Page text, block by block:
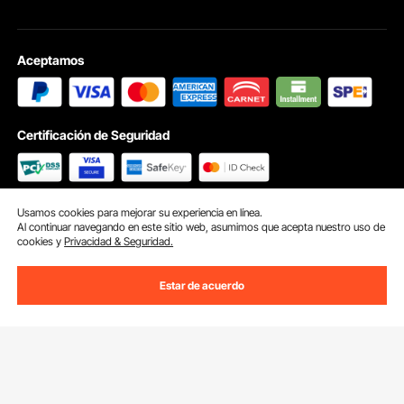
Aceptamos
Certificación de Seguridad
© 2026 vevor.mx. Reservados Todos Los Derechos
Preferencias de cookies
Usamos cookies para mejorar su experiencia en línea.
Al continuar navegando en este sitio web, asumimos que acepta nuestro uso de
cookies yPrivacidad & Seguridad.
Estar de acuerdo